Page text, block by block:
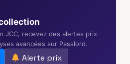
JCC, recevez des alertes prix
avancées sur Passlord.
Alerte prix